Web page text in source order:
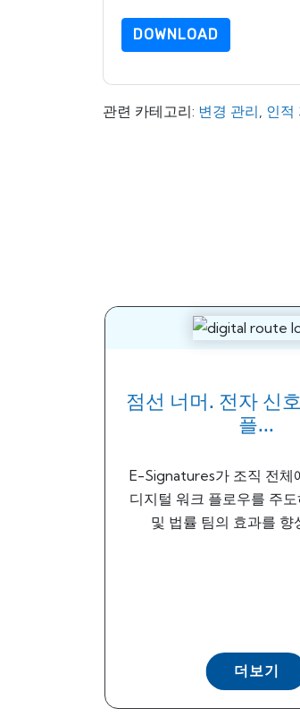
DOWNLOAD
관련 카테고리: 변경 관리, 인적
점선 너머. 전자 신
플...
E-Signatures가 조직 전체
디지털 워크 플로우를 주도
및 법률 팀의 효과를 향
더보기